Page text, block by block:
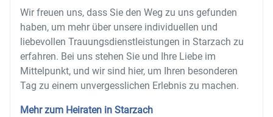
Wir freuen uns, dass Sie den Weg zu uns gefunden
haben, um mehr über unsere individuellen und
liebevollen Trauungsdienstleistungen in Starzach zu
erfahren. Bei uns stehen Sie und Ihre Liebe im
Mittelpunkt, und wir sind hier, um Ihren besonderen
Tag zu einem unvergesslichen Erlebnis zu machen.
Mehr zum Heiraten in Starzach